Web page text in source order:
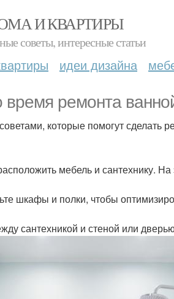
И КВАРТИРЫ
советы, интересные статьи
идеи дизайна
ремонта
которые помогут сделать
мебель и сантехнику. На
шкафы и полки, чтобы
сантехникой и стеной или